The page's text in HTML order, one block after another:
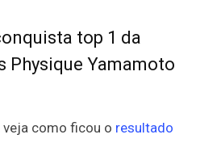
top 1 da
Physique Yamamoto
veja como ficou o resultado